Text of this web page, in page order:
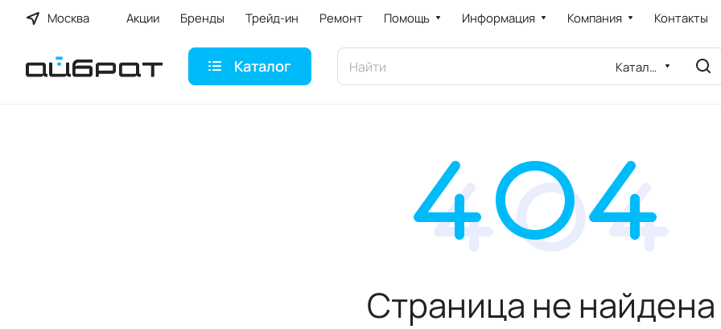
Москва Акции Бренды Трейд-ин Ремонт Помощь Информация Компания Контакты
Каталог Каталог
Страница не найдена